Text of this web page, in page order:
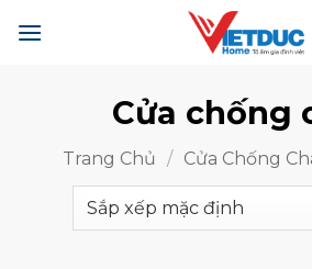
qua
Cửa chống
Trang Chủ / Cửa Chống